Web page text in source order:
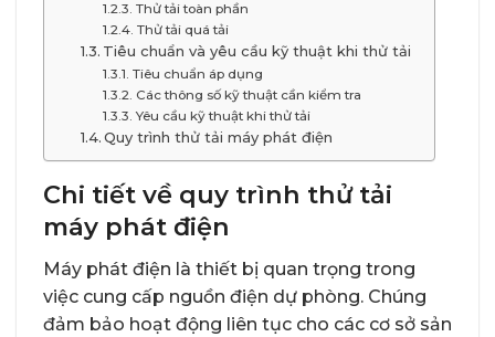
Thử tải toàn phần
Thử tải quá tải
Tiêu chuẩn và yêu cầu kỹ thuật khi thử tải
Tiêu chuẩn áp dụng
Các thông số kỹ thuật cần kiểm tra
Yêu cầu kỹ thuật khi thử tải
Quy trình thử tải máy phát điện
Chi tiết về quy trình thử tải
máy phát điện
Máy phát điện là thiết bị quan trọng trong
việc cung cấp nguồn điện dự phòng. Chúng
đảm bảo hoạt động liên tục cho các cơ sở sản